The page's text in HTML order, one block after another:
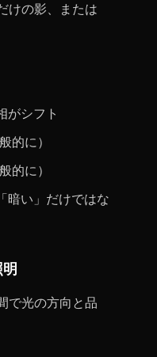
けの影、または
がシフト
的に）
的に）
暗い」だけではな
で光の方向と品